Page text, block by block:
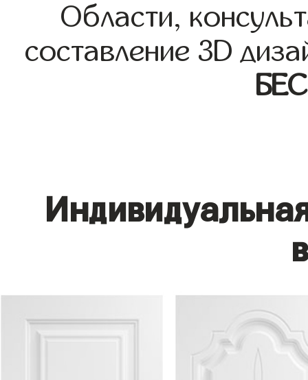
Области,
составление 3D